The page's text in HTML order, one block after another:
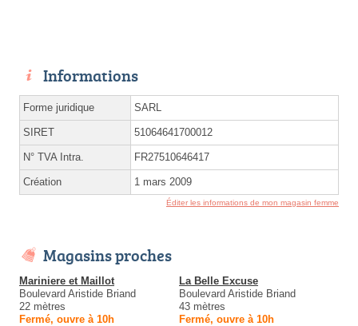
Informations
Forme juridique SARL
SIRET 51064641700012
N° TVA Intra. FR27510646417
Création 1 mars 2009
Éditer les informations de mon magasin femme
Magasins proches
Mariniere et Maillot
Boulevard Aristide Briand
22 mètres
Fermé, ouvre à 10h
La Belle Excuse
Boulevard Aristide Briand
43 mètres
Fermé, ouvre à 10h